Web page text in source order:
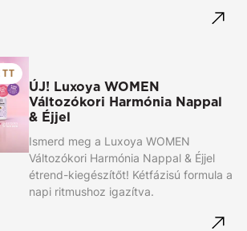
ÚJ! Luxoya WOMEN
Változókori Harmónia Nappal
& Éjjel
Ismerd meg a Luxoya WOMEN
Változókori Harmónia Nappal & Éjjel
étrend-kiegészítőt! Kétfázisú formula a
napi ritmushoz igazítva.